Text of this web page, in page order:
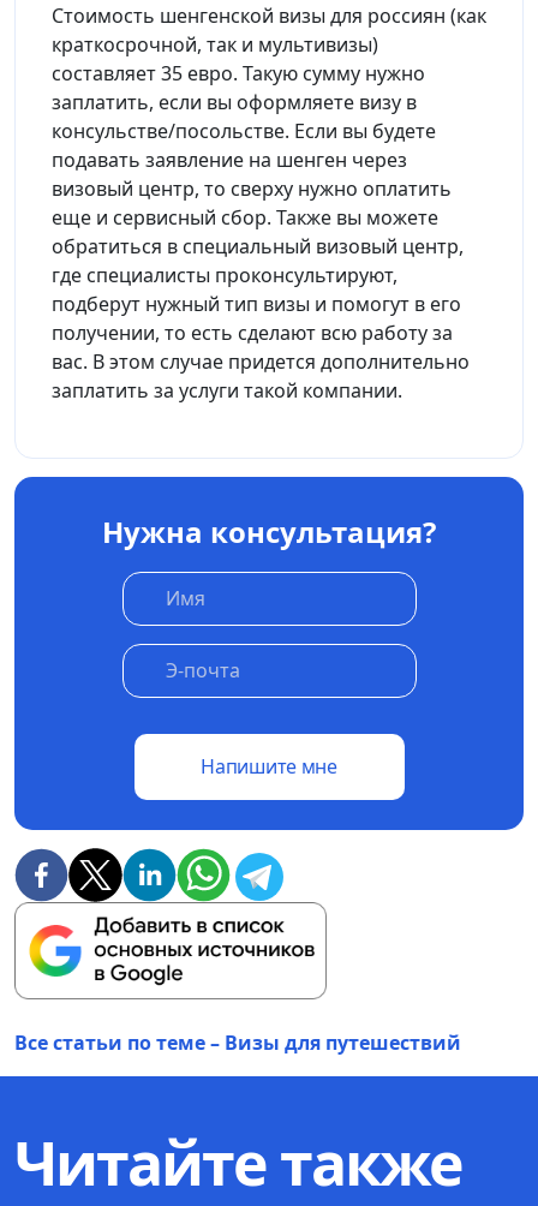
Стоимость шенгенской визы для россиян (как
краткосрочной, так и мультивизы)
составляет 35 евро. Такую сумму нужно
заплатить, если вы оформляете визу в
консульстве/посольстве. Если вы будете
подавать заявление на шенген через
визовый центр, то сверху нужно оплатить
еще и сервисный сбор. Также вы можете
обратиться в специальный визовый центр,
где специалисты проконсультируют,
подберут нужный тип визы и помогут в его
получении, то есть сделают всю работу за
вас. В этом случае придется дополнительно
заплатить за услуги такой компании.
Нужна консультация?
Напишите мне
Все статьи по теме – Визы для путешествий
Читайте также